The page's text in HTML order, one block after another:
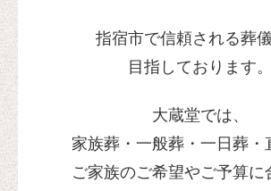
指宿市の葬儀でよくある質問
過去のイベント情報
大蔵堂 SDGs達成への取り組み
指宿市で信頼される葬
目指しております。
大蔵堂では、
家族葬・一般葬・一日葬・
ご家族のご希望やご予算に